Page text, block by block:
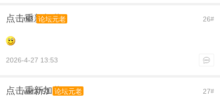
点击重新加载 26#
rk3 论坛元老
2026-4-27 13:53
点击重新加载 27#
wxf3753 论坛元老